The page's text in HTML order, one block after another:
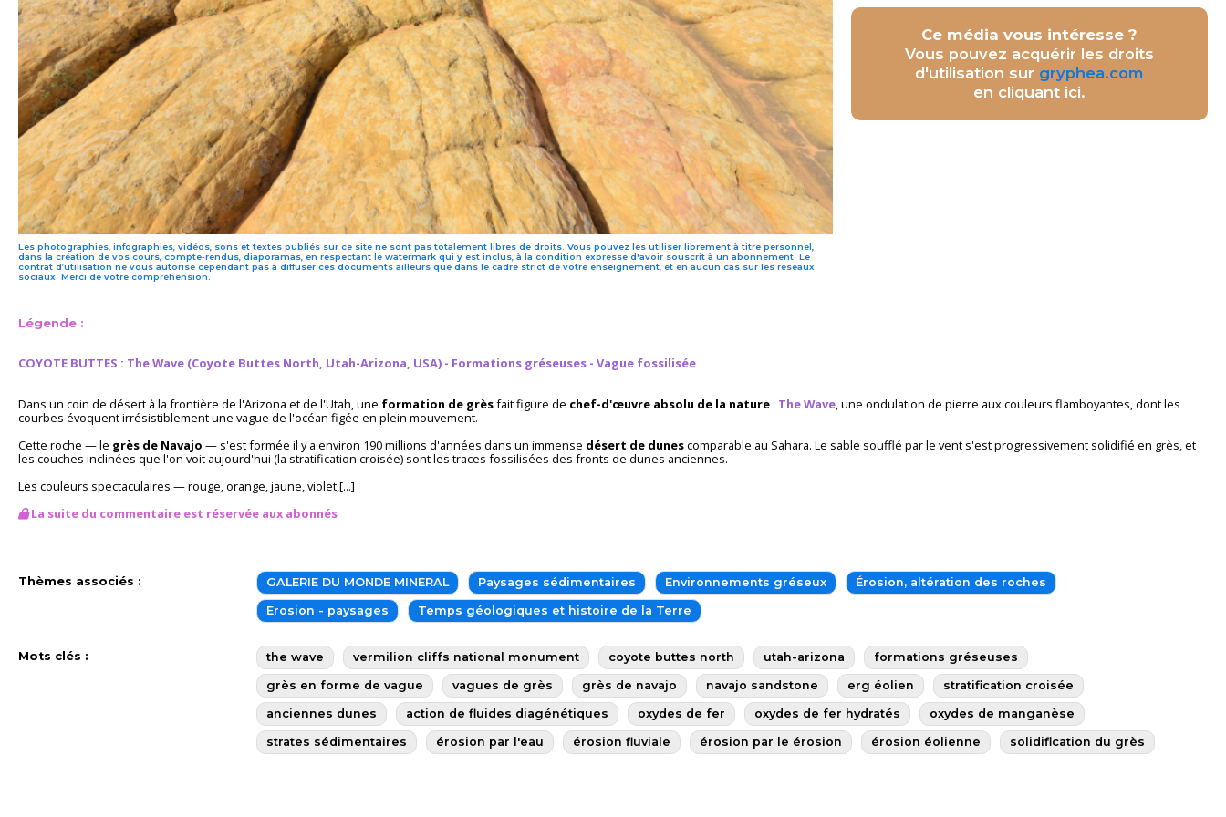
Les photographies, infographies, vidéos, sons et textes publiés sur ce site ne sont pas totalement libres de droits. Vous pouvez les utiliser librement à titre personnel,
dans la création de vos cours, compte-rendus, diaporamas, en respectant le watermark qui y est inclus, à la condition expresse d'avoir souscrit à un abonnement. Le
contrat d’utilisation ne vous autorise cependant pas à diffuser ces documents ailleurs que dans le cadre strict de votre enseignement, et en aucun cas sur les réseaux
sociaux. Merci de votre compréhension.
Ce média vous intéresse ?
Vous pouvez acquérir les droits
d'utilisation sur gryphea.com
en cliquant ici.
Légende :
COYOTE BUTTES : The Wave (Coyote Buttes North, Utah-Arizona, USA) - Formations gréseuses - Vague fossilisée
Dans un coin de désert à la frontière de l'Arizona et de l'Utah, une formation de grèsfait figure de chef-d'œuvre absolu de la nature : The Wave, une ondulation de pierre aux couleurs flamboyantes, dont les
courbes évoquent irrésistiblement une vague de l'océan figée en plein mouvement.
Cette roche — le grès de Navajo — s'est formée il y a environ 190 millions d'années dans un immense désert de dunescomparable au Sahara. Le sable soufflé par le vent s'est progressivement solidifié en grès, et
les couches inclinées que l'on voit aujourd'hui (la stratification croisée) sont les traces fossilisées des fronts de dunes anciennes.
Les couleurs spectaculaires — rouge, orange, jaune, violet,[...]
La suite du commentaire est réservée aux abonnés
Thèmes associés : GALERIE DU MONDE MINERAL Paysages sédimentaires Environnements gréseux Érosion, altération des roches
Erosion - paysages Temps géologiques et histoire de la Terre
Mots clés : the wave vermilion cliffs national monument coyote buttes north utah-arizona formations gréseuses
grès en forme de vague vagues de grès grès de navajo navajo sandstone erg éolien stratification croisée
anciennes dunes action de fluides diagénétiques oxydes de fer oxydes de fer hydratés oxydes de manganèse
strates sédimentaires érosion par l'eau érosion fluviale érosion par le érosion érosion éolienne solidification du grès